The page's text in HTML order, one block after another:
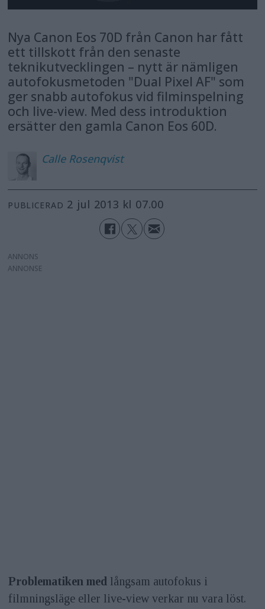
Nya Canon Eos 70D från Canon har fått
ett tillskott från den senaste
teknikutvecklingen – nytt är nämligen
autofokusmetoden "Dual Pixel AF" som
ger snabb autofokus vid filminspelning
och live-view. Med dess introduktion
ersätter den gamla Canon Eos 60D.
Calle Rosenqvist
PUBLICERAD 2 jul 2013 kl 07.00
ANNONS
Problematiken med långsam autofokus i
filmningsläge eller live-view verkar nu vara löst.